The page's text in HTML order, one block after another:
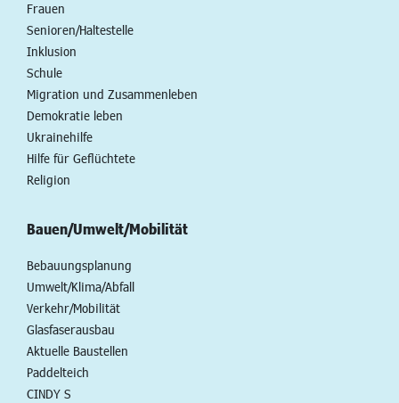
Frauen
Senioren/Haltestelle
Inklusion
Schule
Migration und Zusammenleben
Demokratie leben
Ukrainehilfe
Hilfe für Geflüchtete
Religion
Bauen/Umwelt/Mobilität
Bebauungsplanung
Umwelt/Klima/Abfall
Verkehr/Mobilität
Glasfaserausbau
Aktuelle Baustellen
Paddelteich
CINDY S